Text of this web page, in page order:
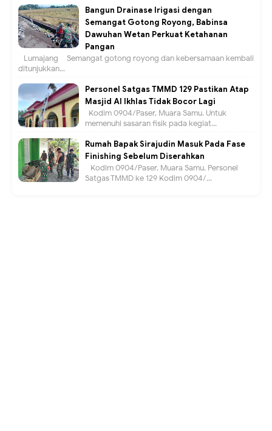
Bangun Drainase Irigasi dengan
Semangat Gotong Royong, Babinsa
Dawuhan Wetan Perkuat Ketahanan
Pangan
Lumajang – Semangat gotong royong dan kebersamaan kembali
ditunjukkan...
Personel Satgas TMMD 129 Pastikan Atap
Masjid Al Ikhlas Tidak Bocor Lagi
Kodim 0904/Paser, Muara Samu. Untuk
memenuhi sasaran fisik pada kegiat...
Rumah Bapak Sirajudin Masuk Pada Fase
Finishing Sebelum Diserahkan
Kodim 0904/Paser, Muara Samu. Personel
Satgas TMMD ke 129 Kodim 0904/...